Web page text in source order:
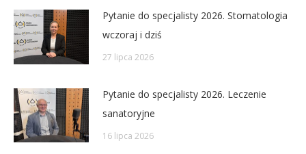
Pytanie do specjalisty 2026. Stomatologia
wczoraj i dziś
27 lipca 2026
Pytanie do specjalisty 2026. Leczenie
sanatoryjne
16 lipca 2026